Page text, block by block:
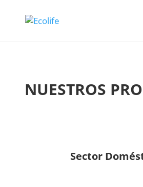
NUESTROS
Sector